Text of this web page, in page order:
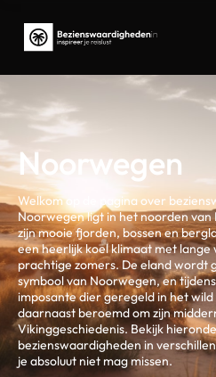
Noorwegen
Welkom op de pagina over
Noorwegen ligt in het noorden van
zijn mooie fjorden, bossen en
een heerlijk koel klimaat met
prachtige zomers. De eland wordt
symbool van Noorwegen, en
imposante dier geregeld in het
daarnaast beroemd om zijn
Vikinggeschiedenis. Bekijk
bezienswaardigheden in
je absoluut niet mag missen.